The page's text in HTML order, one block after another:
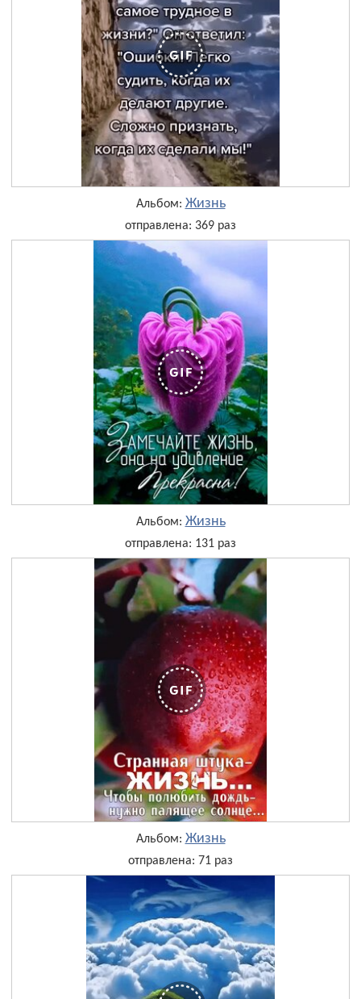
Альбом: Жизнь
отправлена: 369 раз
Альбом: Жизнь
отправлена: 131 раз
Альбом: Жизнь
отправлена: 71 раз